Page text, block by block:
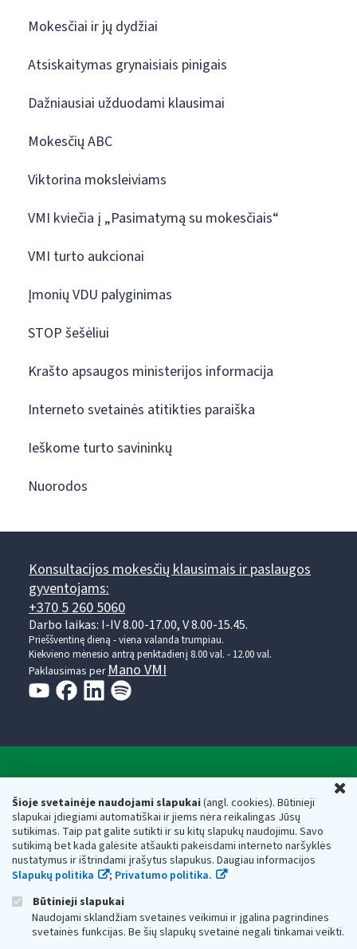
Šioje svetainėje naudojami slapukai(angl. cookies). Būtinieji
slapukai įdiegiami automatiškai ir jiems nėra reikalingas Jūsų
sutikimas. Taip pat galite sutikti ir su kitų slapukų naudojimu. Savo
sutikimą bet kada galėsite atšaukti pakeisdami interneto naršyklės
nustatymus ir ištrindami įrašytus slapukus. Daugiau informacijos
Slapukų politika
; Privatumo politika.
Būtinieji slapukai
Naudojami sklandžiam svetainės veikimui ir įgalina pagrindines
svetainės funkcijas. Be šių slapukų svetainė negali tinkamai veikti.
Mokesčiai ir jų dydžiai
Atsiskaitymas grynaisiais pinigais
Dažniausiai užduodami klausimai
Mokesčių ABC
Viktorina moksleiviams
VMI kviečia į „Pasimatymą su mokesčiais“
VMI turto aukcionai
Įmonių VDU palyginimas
STOP šešėliui
Krašto apsaugos ministerijos informacija
Interneto svetainės atitikties paraiška
Ieškome turto savininkų
Nuorodos
Konsultacijos mokesčių klausimais ir paslaugos
gyventojams:
+370 5 260 5060
Darbo laikas: I-IV 8.00-17.00, V 8.00-15.45.
Prieššventinę dieną - viena valanda trumpiau.
Kiekvieno mėnesio antrą penktadienį 8.00 val. - 12.00 val.
Paklausimas per Mano VMI
Respublikos finansų ministerijos
Biudžetinė įstaiga. Juridinio asmens kodas — 188659752,
adresas: Vasario 16-osios g. 14, 01107 Vilnius, Lietuva, el.paštas:
vmi@vmi.lt, E. pristatymo dėžutės adresas 188659752
Duomenys apie Valstybinę mokesčių inspekciją prie Lietuvos
Respublikos finansų ministerijos kaupiami ir saugomi Juridinių